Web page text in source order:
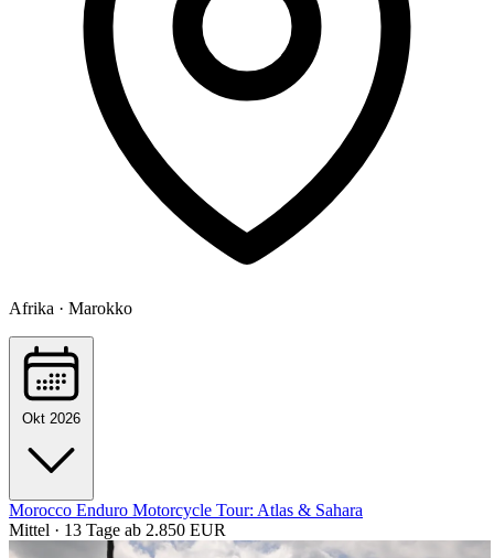
Afrika · Marokko
Okt 2026
Morocco Enduro Motorcycle Tour: Atlas & Sahara
Mittel · 13 Tage ab 2.850 EUR